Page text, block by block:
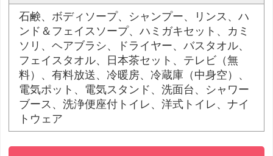
石鹸、ボディソープ、シャンプー、リンス、ハ
ンド＆フェイスソープ、ハミガキセット、カミ
ソリ、ヘアブラシ、ドライヤー、バスタオル、
フェイスタオル、日本茶セット、テレビ（無
料）、有料放送、冷暖房、冷蔵庫（中身空）、
電気ポット、電気スタンド、洗面台、シャワー
ブース、洗浄便座付トイレ、洋式トイレ、ナイ
トウェア